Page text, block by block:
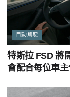
自動駕駛
特斯拉 FSD 將
會配合每位車